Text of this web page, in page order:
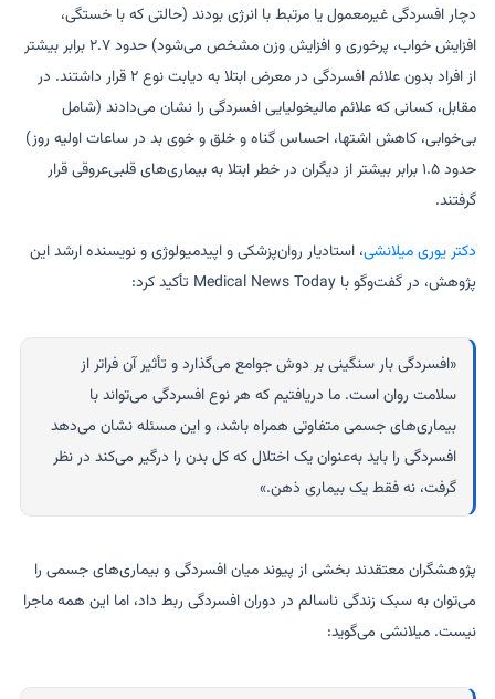
دچار افسردگی غیرمعمول یا مرتبط با انرژی بودند (حالتی که با خستگی،
افزایش خواب، پرخوری و افزایش وزن مشخص می‌شود) حدود ۲.۷ برابر بیشتر
از افراد بدون علائم افسردگی در معرض ابتلا به دیابت نوع ۲ قرار داشتند. در
مقابل، کسانی که علائم مالیخولیایی افسردگی را نشان می‌دادند (شامل
بی‌خوابی، کاهش اشتها، احساس گناه و خلق و خوی بد در ساعات اولیه روز)
حدود ۱.۵ برابر بیشتر از دیگران در خطر ابتلا به بیماری‌های قلبی‌عروقی قرار
گرفتند.
دکتر یوری میلانشی، استادیار روان‌پزشکی و اپیدمیولوژی و نویسنده ارشد این
پژوهش، در گفت‌وگو با Medical News Today تأکید کرد:
«افسردگی بار سنگینی بر دوش جوامع می‌گذارد و تأثیر آن فراتر از
سلامت روان است. ما دریافتیم که هر نوع افسردگی می‌تواند با
بیماری‌های جسمی متفاوتی همراه باشد، و این مسئله نشان می‌دهد
افسردگی را باید به‌عنوان یک اختلال که کل بدن را درگیر می‌کند در نظر
گرفت، نه فقط یک بیماری ذهن.»
پژوهشگران معتقدند بخشی از پیوند میان افسردگی و بیماری‌های جسمی را
می‌توان به سبک زندگی ناسالم در دوران افسردگی ربط داد، اما این همه ماجرا
نیست. میلانشی می‌گوید: